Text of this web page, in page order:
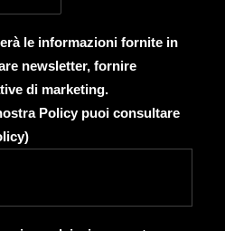
le informazioni fornite in
newsletter, fornire
di marketing.
Policy puoi consultare
)